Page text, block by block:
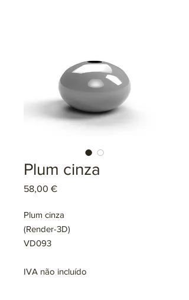
Plum cinza
58,00 €Preço
Plum cinza
(Render-3D)
VD093
IVA não incluído